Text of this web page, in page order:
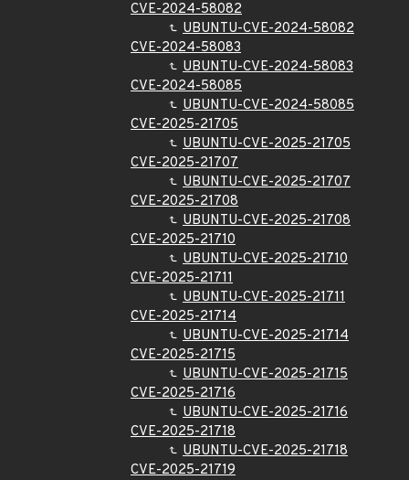
CVE-2024-58082
UBUNTU-CVE-2024-58082
CVE-2024-58083
UBUNTU-CVE-2024-58083
CVE-2024-58085
UBUNTU-CVE-2024-58085
CVE-2025-21705
UBUNTU-CVE-2025-21705
CVE-2025-21707
UBUNTU-CVE-2025-21707
CVE-2025-21708
UBUNTU-CVE-2025-21708
CVE-2025-21710
UBUNTU-CVE-2025-21710
CVE-2025-21711
UBUNTU-CVE-2025-21711
CVE-2025-21714
UBUNTU-CVE-2025-21714
CVE-2025-21715
UBUNTU-CVE-2025-21715
CVE-2025-21716
UBUNTU-CVE-2025-21716
CVE-2025-21718
UBUNTU-CVE-2025-21718
CVE-2025-21719